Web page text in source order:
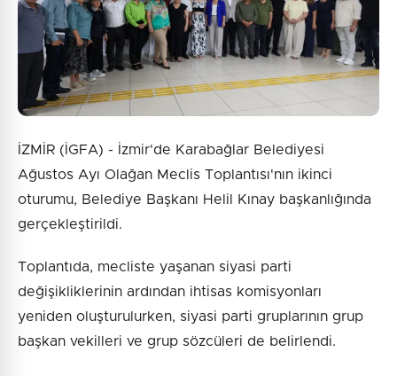
Gönder
İZMİR (İGFA) - İzmir'de Karabağlar Belediyesi
Ağustos Ayı Olağan Meclis Toplantısı'nın ikinci
oturumu, Belediye Başkanı Helil Kınay başkanlığında
gerçekleştirildi.
Toplantıda, mecliste yaşanan siyasi parti
değişikliklerinin ardından ihtisas komisyonları
yeniden oluşturulurken, siyasi parti gruplarının grup
başkan vekilleri ve grup sözcüleri de belirlendi.